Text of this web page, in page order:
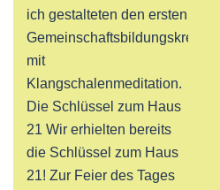
ich gestalteten den ersten
Gemeinschaftsbildungskreis
mit
Klangschalenmeditation.
Die Schlüssel zum Haus
21 Wir erhielten bereits
die Schlüssel zum Haus
21! Zur Feier des Tages